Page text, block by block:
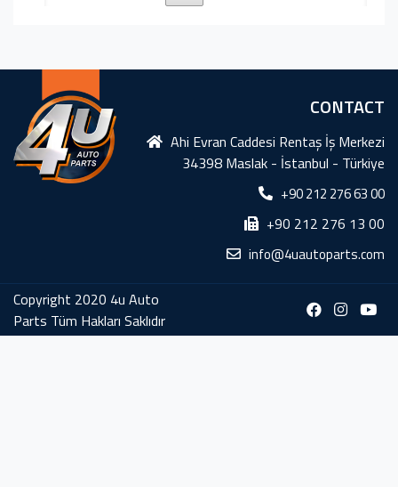
CONTACT
Ahi Evran Caddesi Rentaş İş Merkezi
34398 Maslak - İstanbul - Türkiye
+90 212 276 63 00
+90 212 276 13 00
info@4uautoparts.com
Copyright 2020 4u Auto
Parts Tüm Hakları Saklıdır